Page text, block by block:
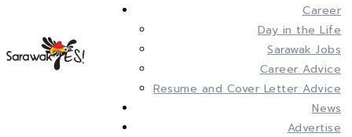
Career
Day in the Life
Sarawak Jobs
Career Advice
Resume and Cover Letter Advice
News
Advertise